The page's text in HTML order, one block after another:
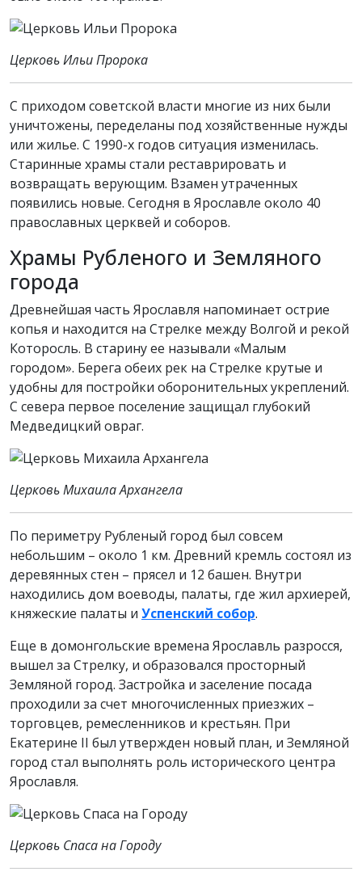
Церковь Ильи Пророка
С приходом советской власти многие из них были
уничтожены, переделаны под хозяйственные нужды
или жилье. С 1990-х годов ситуация изменилась.
Старинные храмы стали реставрировать и
возвращать верующим. Взамен утраченных
появились новые. Сегодня в Ярославле около 40
православных церквей и соборов.
Храмы Рубленого и Земляного
города
Древнейшая часть Ярославля напоминает острие
копья и находится на Стрелке между Волгой и рекой
Которосль. В старину ее называли «Малым
городом». Берега обеих рек на Стрелке крутые и
удобны для постройки оборонительных укреплений.
С севера первое поселение защищал глубокий
Медведицкий овраг.
Церковь Михаила Архангела
По периметру Рубленый город был совсем
небольшим – около 1 км. Древний кремль состоял из
деревянных стен – прясел и 12 башен. Внутри
находились дом воеводы, палаты, где жил архиерей,
княжеские палаты и Успенский собор.
Еще в домонгольские времена Ярославль разросся,
вышел за Стрелку, и образовался просторный
Земляной город. Застройка и заселение посада
проходили за счет многочисленных приезжих –
торговцев, ремесленников и крестьян. При
Екатерине II был утвержден новый план, и Земляной
город стал выполнять роль исторического центра
Ярославля.
Церковь Спаса на Городу